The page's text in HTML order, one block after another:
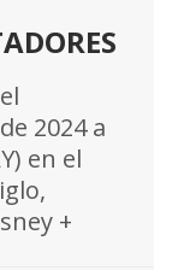
2024 a
en el
+